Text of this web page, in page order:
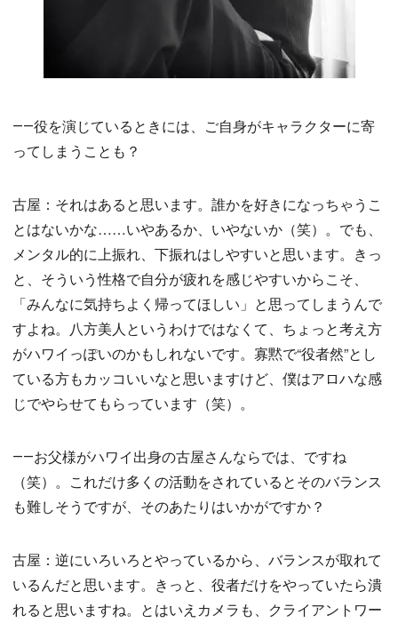
――役を演じているときには、ご自身がキャラクターに寄
ってしまうことも？
古屋：それはあると思います。誰かを好きになっちゃうこ
とはないかな……いやあるか、いやないか（笑）。でも、
メンタル的に上振れ、下振れはしやすいと思います。きっ
と、そういう性格で自分が疲れを感じやすいからこそ、
「みんなに気持ちよく帰ってほしい」と思ってしまうんで
すよね。八方美人というわけではなくて、ちょっと考え方
がハワイっぽいのかもしれないです。寡黙で“役者然”とし
ている方もカッコいいなと思いますけど、僕はアロハな感
じでやらせてもらっています（笑）。
――お父様がハワイ出身の古屋さんならでは、ですね
（笑）。これだけ多くの活動をされているとそのバランス
も難しそうですが、そのあたりはいかがですか？
古屋：逆にいろいろとやっているから、バランスが取れて
いるんだと思います。きっと、役者だけをやっていたら潰
れると思いますね。とはいえカメラも、クライアントワー